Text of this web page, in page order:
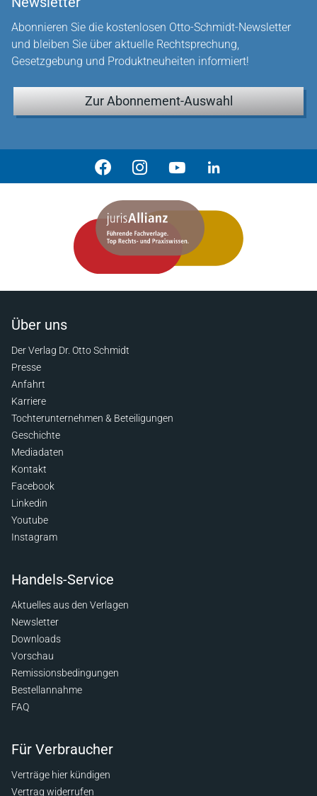
Abonnieren Sie die kostenlosen Otto-Schmidt-Newsletter
und bleiben Sie über aktuelle Rechtsprechung,
Gesetzgebung und Produktneuheiten informiert!
Zur Abonnement-Auswahl
Über uns
Der Verlag Dr. Otto Schmidt
Presse
Anfahrt
Karriere
Tochterunternehmen & Beteiligungen
Geschichte
Mediadaten
Kontakt
Facebook
Linkedin
Youtube
Instagram
Handels-Service
Aktuelles aus den Verlagen
Newsletter
Downloads
Vorschau
Remissionsbedingungen
Bestellannahme
FAQ
Für Verbraucher
Verträge hier kündigen
Vertrag widerrufen